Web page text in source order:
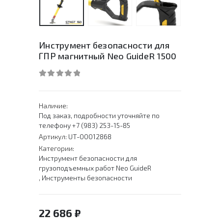
Инструмент безопасности для
ГПР магнитный Neo GuideR 1500
Наличие:
Под заказ, подробности уточняйте по
телефону +7 (983) 253-15-85
Артикул: UT-00012868
Категории:
Инструмент безопасности для
грузоподъемных работ Neo GuideR
, Инструменты безопасности
22 686 ₽